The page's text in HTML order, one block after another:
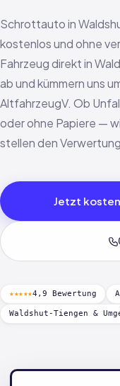
Schrottauto in
kostenlos und ohne
Fahrzeug direkt in
ab und kümmern uns
AltfahrzeugV. Ob
oder ohne Papiere —
stellen den
Jetzt
★★★★★4,9 Bewertung
Waldshut-Tiengen &